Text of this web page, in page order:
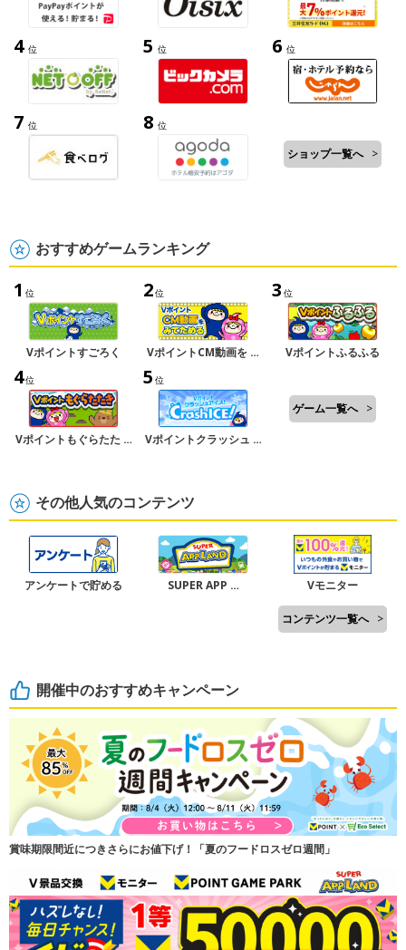
4 位 5 位 6 位
7 位 8 位
ショップ一覧へ >
おすすめゲームランキング
1 位
Vポイントすごろく
2位
VポイントCM動画を …
3 位
Vポイントふるふる
4位
Vポイントもぐらたた …
5 位
Vポイントクラッシュ …
ゲーム一覧へ >
その他人気のコンテンツ
アンケートで貯める SUPER APP … Vモニター
コンテンツ一覧へ >
開催中のおすすめキャンペーン
賞味期限間近につきさらにお値下げ！「夏のフードロスゼロ週間」